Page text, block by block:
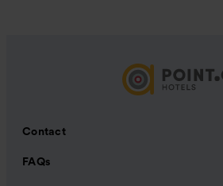
Contact
FAQs